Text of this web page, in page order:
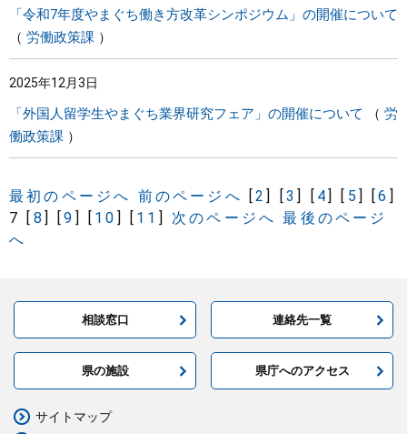
「令和7年度やまぐち働き方改革シンポジウム」の開催について
労働政策課
2025年12月3日
「外国人留学生やまぐち業界研究フェア」の開催について
労
働政策課
最初のページへ 前のページへ [2] [3] [ 4] [ 5 ] [6 ]
7
[ 8] [9 ] [ 10 ] [ 11 ] 次のページへ 最後のページ
へ
相談窓口 連絡先一覧
県の施設 県庁へのアクセス
サイトマップ